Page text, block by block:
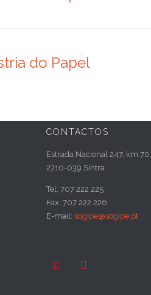
do Papel
CONTACTOS
Estrada Nacional 247, km
2710-039 Sintra
Tel: 707 222 225
Fax: 707 222 226
E-mail: sogipe@sogipe.pt
 